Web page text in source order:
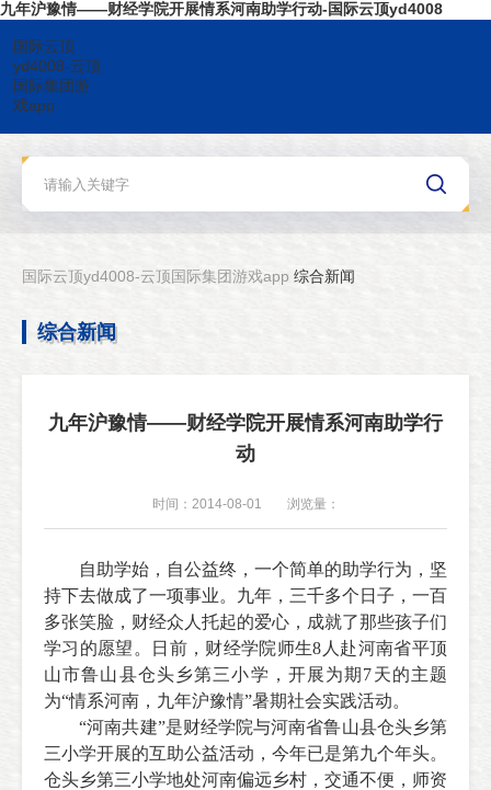
九年沪豫情——财经学院开展情系河南助学行动-国际云顶yd4008
国际云顶
yd4008-云顶
国际集团游
戏app
国际云顶yd4008-云顶国际集团游戏app 综合新闻
综合新闻
九年沪豫情——财经学院开展情系河南助学行
动
时间：2014-08-01 浏览量：
自助学始，自公益终，一个简单的助学行为，坚
持下去做成了一项事业。九年，三千多个日子，一百
多张笑脸，财经众人托起的爱心，成就了那些孩子们
学习的愿望。日前，财经学院师生8人赴河南省平顶
山市鲁山县仓头乡第三小学，开展为期7天的主题
为“情系河南，九年沪豫情”暑期社会实践活动。
“河南共建”是财经学院与河南省鲁山县仓头乡第
三小学开展的互助公益活动，今年已是第九个年头。
仓头乡第三小学地处河南偏远乡村，交通不便，师资